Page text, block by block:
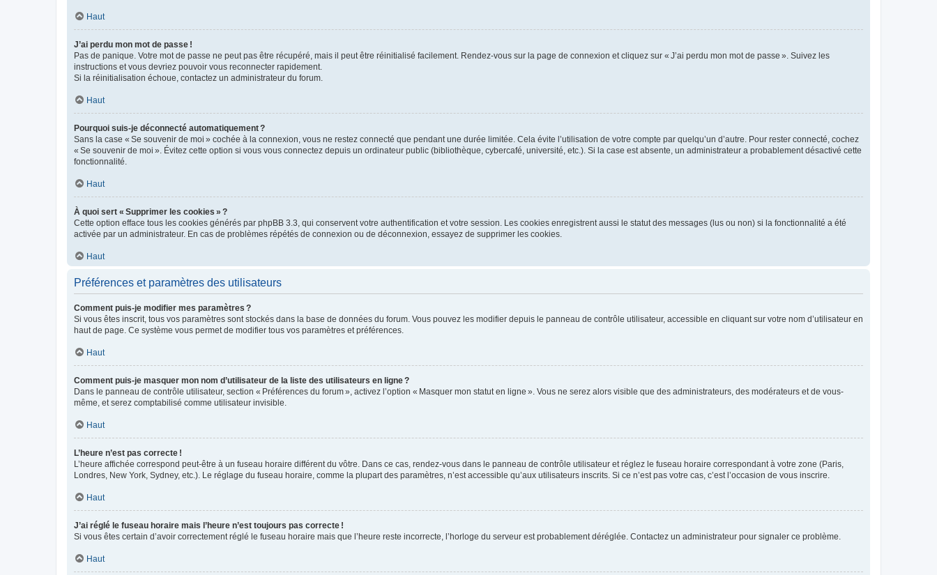
Haut
J’ai perdu mon mot de passe !
Pas de panique. Votre mot de passe ne peut pas être récupéré, mais il peut être réinitialisé facilement. Rendez-vous sur la page de connexion et cliquez sur « J’ai perdu mon mot de passe ». Suivez les
instructions et vous devriez pouvoir vous reconnecter rapidement.
Si la réinitialisation échoue, contactez un administrateur du forum.
Haut
Pourquoi suis-je déconnecté automatiquement ?
Sans la case « Se souvenir de moi » cochée à la connexion, vous ne restez connecté que pendant une durée limitée. Cela évite l’utilisation de votre compte par quelqu’un d’autre. Pour rester connecté, cochez
« Se souvenir de moi ». Évitez cette option si vous vous connectez depuis un ordinateur public (bibliothèque, cybercafé, université, etc.). Si la case est absente, un administrateur a probablement désactivé cette
fonctionnalité.
Haut
À quoi sert « Supprimer les cookies » ?
Cette option efface tous les cookies générés par phpBB 3.3, qui conservent votre authentification et votre session. Les cookies enregistrent aussi le statut des messages (lus ou non) si la fonctionnalité a été
activée par un administrateur. En cas de problèmes répétés de connexion ou de déconnexion, essayez de supprimer les cookies.
Haut
Préférences et paramètres des utilisateurs
Comment puis-je modifier mes paramètres ?
Si vous êtes inscrit, tous vos paramètres sont stockés dans la base de données du forum. Vous pouvez les modifier depuis le panneau de contrôle utilisateur, accessible en cliquant sur votre nom d’utilisateur en
haut de page. Ce système vous permet de modifier tous vos paramètres et préférences.
Haut
Comment puis-je masquer mon nom d’utilisateur de la liste des utilisateurs en ligne ?
Dans le panneau de contrôle utilisateur, section « Préférences du forum », activez l’option « Masquer mon statut en ligne ». Vous ne serez alors visible que des administrateurs, des modérateurs et de vous-
même, et serez comptabilisé comme utilisateur invisible.
Haut
L’heure n’est pas correcte !
L’heure affichée correspond peut-être à un fuseau horaire différent du vôtre. Dans ce cas, rendez-vous dans le panneau de contrôle utilisateur et réglez le fuseau horaire correspondant à votre zone (Paris,
Londres, New York, Sydney, etc.). Le réglage du fuseau horaire, comme la plupart des paramètres, n’est accessible qu’aux utilisateurs inscrits. Si ce n’est pas votre cas, c’est l’occasion de vous inscrire.
Haut
J’ai réglé le fuseau horaire mais l’heure n’est toujours pas correcte !
Si vous êtes certain d’avoir correctement réglé le fuseau horaire mais que l’heure reste incorrecte, l’horloge du serveur est probablement déréglée. Contactez un administrateur pour signaler ce problème.
Haut